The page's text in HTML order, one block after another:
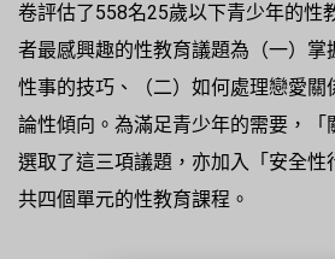
卷評估了558名25歲以下青少年的性
者最感興趣的性教育議題為（一）掌
性事的技巧、（二）如何處理戀愛關
論性傾向。為滿足青少年的需要，「
選取了這三項議題，亦加入「安全性
共四個單元的性教育課程。